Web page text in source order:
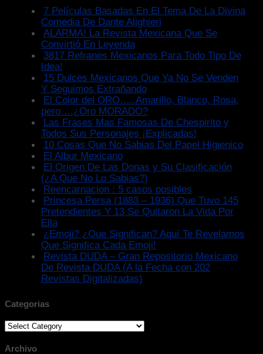
7 Películas Basadas En El Tema De La Divina
Comedia De Dante Alighieri
ALARMA! La Revista Mexicana Que Se
Convirtió En Leyenda
3817 Refranes Mexicanos Para Todo Tipo De
Idea!
15 Dulces Mexicanos Que Ya No Se Venden
Y Seguimos Extrañando
El Color del ORO…..Amarillo, Blanco, Rosa,
pero….¿Oro MORADO?
Las Frases Mas Famosas De Chespirito y
Todos Sus Personajes ¡Explicadas!
10 Cosas Que No Sabias Del Papel Higienico
El Albur Mexicano
El Origen De Las Donas y Su Clasificación
(¿A Que No Lo Sabias?)
Reencarnacion : 5 casos posibles
Princesa Persa (1883 – 1936) Que Tuvo 145
Pretendientes Y 13 Se Quitaron La Vida Por
Ella
¿Emoji? ¿Que Significan? Aquí Te Revelamos
Que Significa Cada Emoji!
Revista DUDA – Gran Repositorio Mexicano
De Revista DUDA (A la Fecha con 202
Revistas Digitalizadas)
Categorias
Categorias
Archivo